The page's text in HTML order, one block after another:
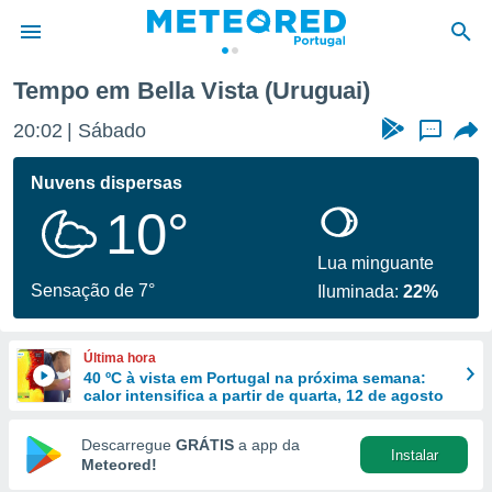
da
foi
fornecidas
a este
das
e
forma
digital
Tempo em Bella Vista (Uruguai)
20:02 Sábado ...
Nuvens dispersas
10°
Sensação de 7°
Lua minguante
Iluminada:22%
Última hora
40 ºC à vista em Portugal na próxima semana:
calor intensifica a partir de quarta, 12 de agosto
Descarregue GRÁTIS a app da
Meteored!
Instalar